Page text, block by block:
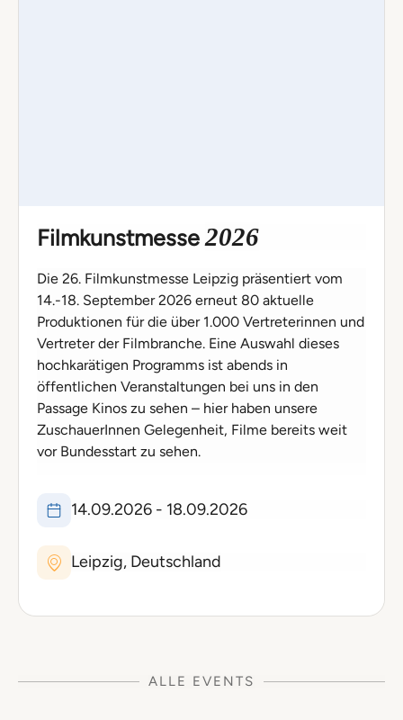
Filmkunstmesse 2026
Die 26. Filmkunstmesse Leipzig präsentiert vom
14.-18. September 2026 erneut 80 aktuelle
Produktionen für die über 1.000 Vertreterinnen und
Vertreter der Filmbranche. Eine Auswahl dieses
hochkarätigen Programms ist abends in
öffentlichen Veranstaltungen bei uns in den
Passage Kinos zu sehen – hier haben unsere
ZuschauerInnen Gelegenheit, Filme bereits weit
vor Bundesstart zu sehen.
14.09.2026 - 18.09.2026
Leipzig, Deutschland
ALLE EVENTS